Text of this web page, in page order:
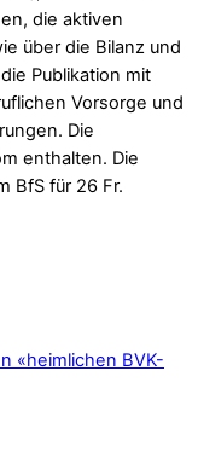
die ak­tiven
über die Bilanz und
Publikation mit
Vorsorge und
Die
enthalten. Die
BfS für 26 Fr.
«heimlichen BVK-